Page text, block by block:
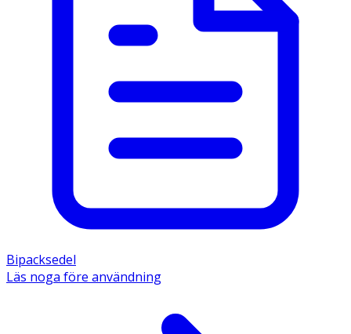
Bipacksedel
Läs noga före användning